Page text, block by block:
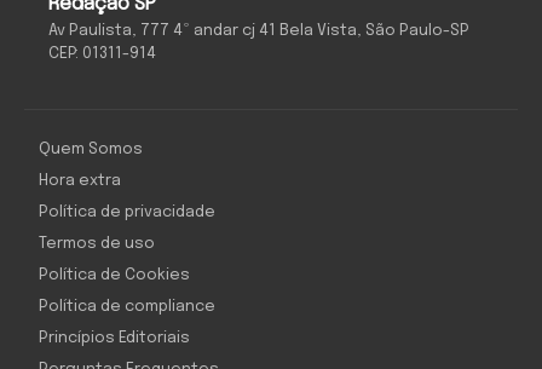
Redação SP
Av Paulista, 777 4º andar cj 41 Bela Vista, São Paulo-SP
CEP: 01311-914
Quem Somos
Hora extra
Política de privacidade
Termos de uso
Política de Cookies
Política de compliance
Princípios Editoriais